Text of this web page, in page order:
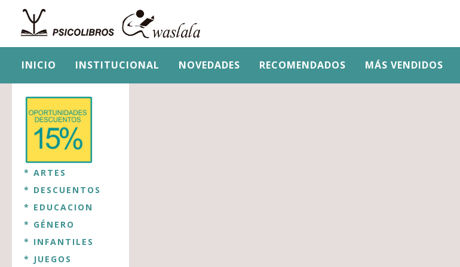
INICIO INSTITUCIONAL NOVEDADES RECOMENDADOS MÁS VENDIDOS
* ARTES
* DESCUENTOS
* EDUCACION
* GÉNERO
* INFANTILES
* JUEGOS